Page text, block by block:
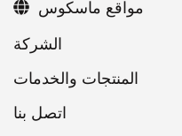
اتصل بنا
مواقع ماسكوس